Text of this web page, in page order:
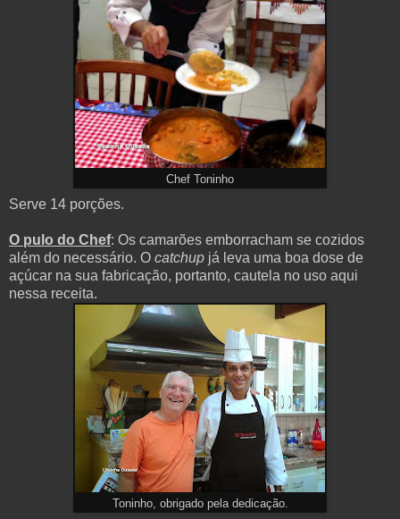
Chef Toninho
Serve 14 porções.
O pulo do Chef: Os camarões emborracham se cozidos
além do necessário. O catchup já leva uma boa dose de
açúcar na sua fabricação, portanto, cautela no uso aqui
nessa receita.
Toninho, obrigado pela dedicação.